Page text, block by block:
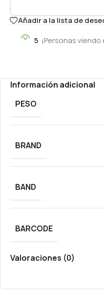
Añadir a la lista de
5 ¡Personas
Información adicional
PESO
BRAND
BAND
BARCODE
Valoraciones (0)